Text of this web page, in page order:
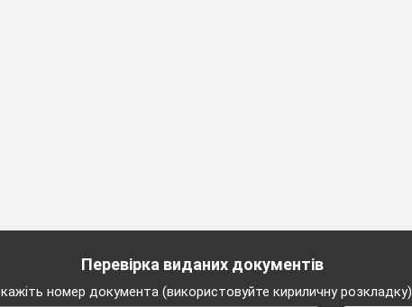
Перевірка виданих документів
номер документа (використовуйте кириличну розкладку)